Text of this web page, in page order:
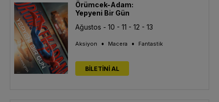
Örümcek-Adam:
Yepyeni Bir Gün
Ağustos - 10 - 11 - 12 - 13
Aksiyon • Macera • Fantastik
BİLETİNİ AL